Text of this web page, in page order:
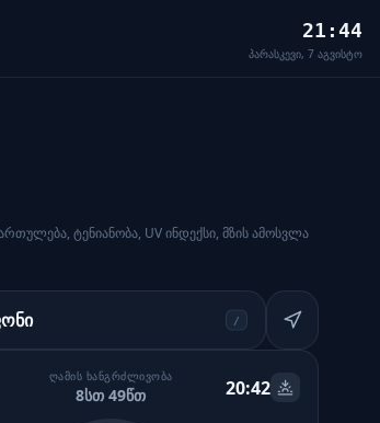
21:44
პარასკევი, 7 აგვისტო
ტენიანობა, UV ინდექსი, მზის ამოსვლა
/
ᲦᲐᲛᲘᲡ ᲮᲐᲜᲒᲠᲫᲚᲘᲕᲝᲑᲐ
8სთ 49წთ 20:42